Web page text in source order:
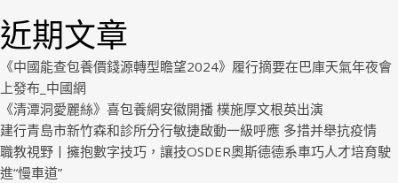
近期文章
《中國能查包養價錢源轉型瞻望2024》履行摘要在巴庫天氣年夜會
上發布_中國網
《清潭洞愛麗絲》喜包養網安徽開播 樸施厚文根英出演
建行青島市新竹森和診所分行敏捷啟動一級呼應 多措并舉抗疫情
職教視野丨擁抱數字技巧，讓技OSDER奧斯德德系車巧人才培育駛
進“慢車道”
Royal.